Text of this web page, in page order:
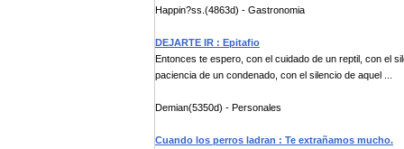
Happin?ss.(4863d) - Gastronomia
DEJARTE IR : Epitafio
Entonces te espero, con el cuidado de un reptil, con el
paciencia de un condenado, con el silencio de aquel ...
Demian(5350d) - Personales
Cuando los perros ladran : Te extrañamos mucho.